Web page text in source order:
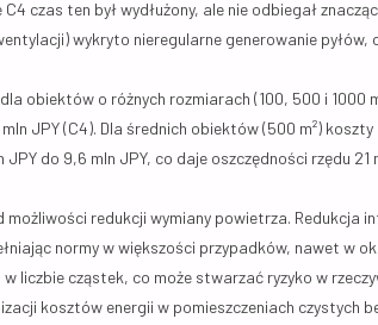
czas ten był wydłużony, ale nie odbiegał
wykryto nieregularne generowanie pyłów,
obiektów o różnych rozmiarach (100, 500 i 1000
JPY (C4). Dla średnich obiektów (500 m²) koszty
do 9,6 mln JPY, co daje oszczędności rzędu 21
redukcji wymiany powietrza. Redukcja
normy w większości przypadków, nawet w
liczbie cząstek, co może stwarzać ryzyko w
kosztów energii w pomieszczeniach czystych